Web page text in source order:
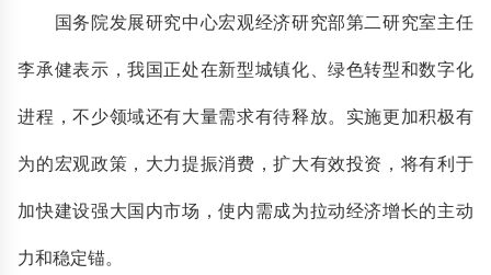
国务院发展研究中心宏观经济研究部第二研究室主任
李承健表示，我国正处在新型城镇化、绿色转型和数字化
进程，不少领域还有大量需求有待释放。实施更加积极有
为的宏观政策，大力提振消费，扩大有效投资，将有利于
加快建设强大国内市场，使内需成为拉动经济增长的主动
力和稳定锚。